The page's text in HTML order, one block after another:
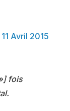
11 Avril 2015
fois